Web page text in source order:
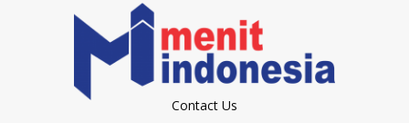
Contact Us